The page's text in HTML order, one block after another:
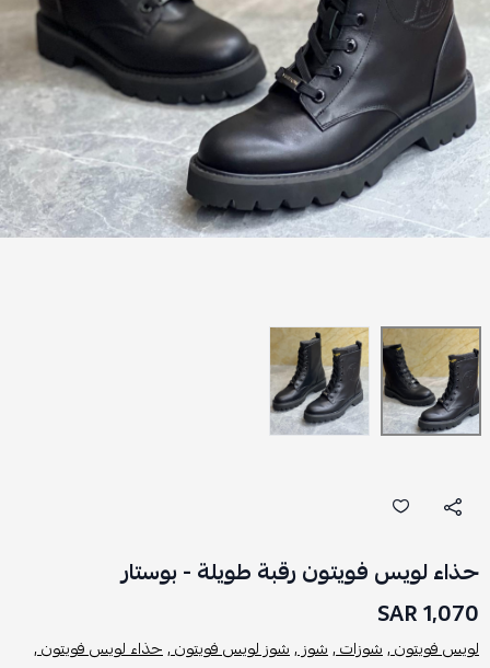
حذاء لويس فويتون رقبة طويلة - بوستار
1,070 SAR
لويس فويتون ,شوزات ,شوز ,شوز لويس فويتون ,حذاء لويس فويتون ,